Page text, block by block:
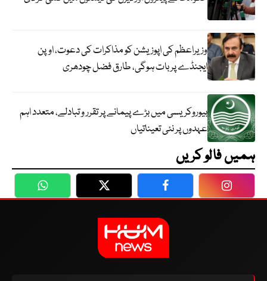
وزیراعظم کی اپوزیشن کو مذاکرات کی دعوت، اوپن
ایجنڈے پر بات ہوگی، طارق فضل چودھری
بیوروکریسی میں بڑے پیمانے پر تقرر و تبادلے، متعدد اہم
عہدوں پر نئی تعیناتیاں
ہمیں فالو کریں
WhatsApp Twitter Facebook